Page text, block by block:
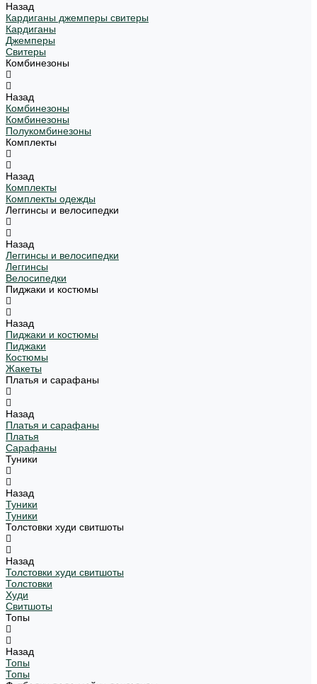
Назад
Кардиганы джемперы свитеры
Кардиганы
Джемперы
Свитеры
Комбинезоны
Назад
Комбинезоны
Комбинезоны
Полукомбинезоны
Комплекты
Назад
Комплекты
Комплекты одежды
Леггинсы и велосипедки
Назад
Леггинсы и велосипедки
Леггинсы
Велосипедки
Пиджаки и костюмы
Назад
Пиджаки и костюмы
Пиджаки
Костюмы
Жакеты
Платья и сарафаны
Назад
Платья и сарафаны
Платья
Сарафаны
Туники
Назад
Туники
Туники
Толстовки худи свитшоты
Назад
Толстовки худи свитшоты
Толстовки
Худи
Свитшоты
Топы
Назад
Топы
Топы